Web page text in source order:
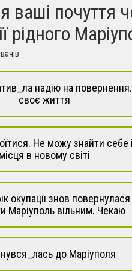
ваші почуття
рідного
надію на
своє життя
Не можу знайти себе
місця в новому світі
окупації знов повернулася
Маріуполь вільним. Чекаю
до Маріуполя